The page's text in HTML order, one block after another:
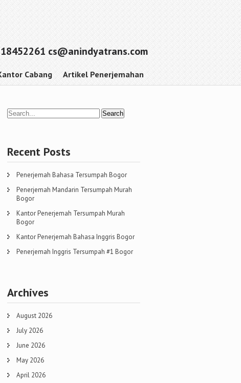
cs@anindyatrans.com
Cabang Artikel Penerjemahan
Recent Posts
Penerjemah Bahasa Tersumpah Bogor
Penerjemah Mandarin Tersumpah Murah
Bogor
Kantor Penerjemah Tersumpah Murah
Bogor
Kantor Penerjemah Bahasa Inggris Bogor
Penerjemah Inggris Tersumpah #1 Bogor
Archives
August 2026
July 2026
June 2026
May 2026
April 2026